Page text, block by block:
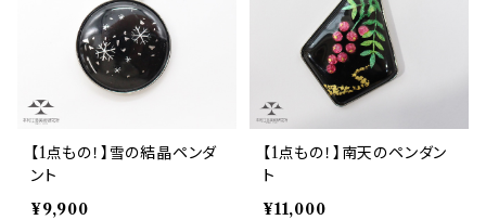
【1点もの！】雪の結晶ペンダ
ント
¥9,900
【1点もの！】南天のペンダン
ト
¥11,000